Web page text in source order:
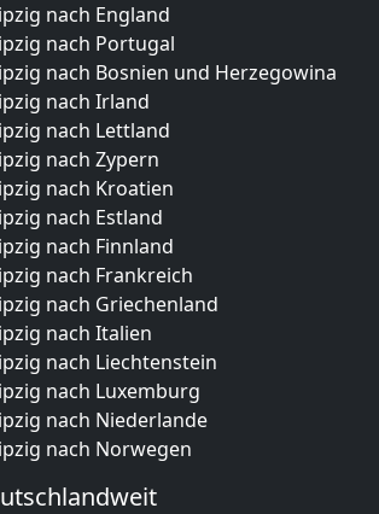
nach England
nach Portugal
nach Bosnien und Herzegowina
nach Irland
nach Lettland
nach Zypern
nach Kroatien
nach Estland
nach Finnland
nach Frankreich
nach Griechenland
nach Italien
nach Liechtenstein
nach Luxemburg
nach Niederlande
nach Norwegen